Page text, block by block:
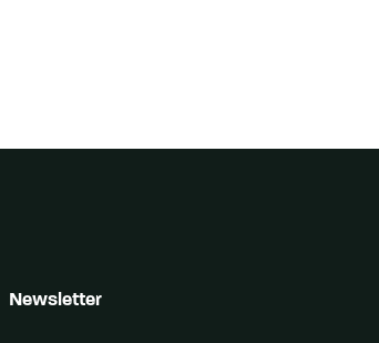
Newsletter